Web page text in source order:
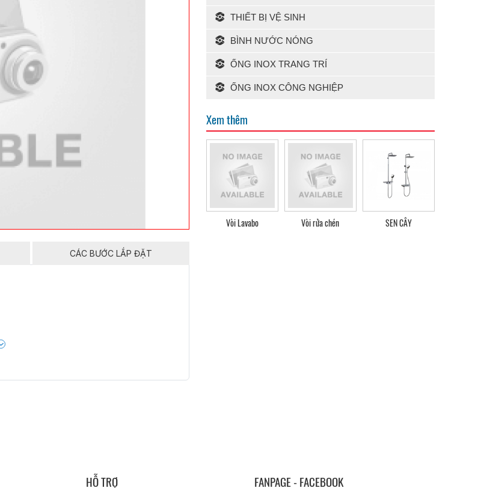
CÁC BƯỚC LẮP ĐẶT
THIẾT BỊ VỆ SINH
BÌNH NƯỚC NÓNG
ỐNG INOX TRANG TRÍ
ỐNG INOX CÔNG NGHIỆP
Xem thêm
Vòi Lavabo Vòi rửa chén SEN CÂY
HỖ TRỢ FANPAGE - FACEBOOK